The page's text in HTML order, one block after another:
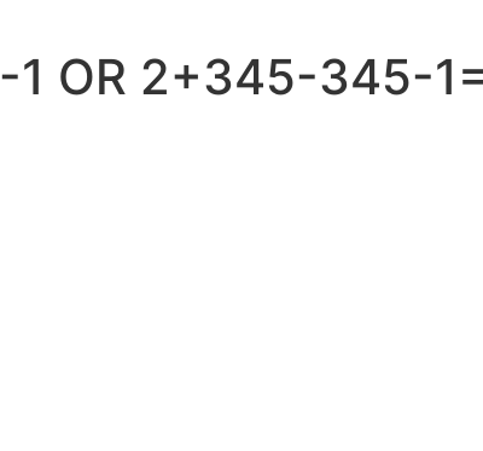
-1 OR 2+345-345-